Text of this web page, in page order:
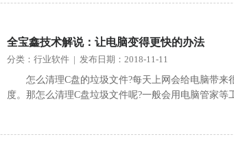
全宝鑫技术解说：让电脑变得更快的办法
分类：行业软件 | 发布日期：2018-11-11
怎么清理C盘的垃圾文件?每天上网会给电脑带
度。那怎么清理C盘垃圾文件呢?一般会用电脑管家等